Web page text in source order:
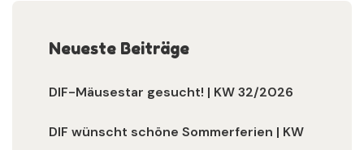
Neueste Beiträge
DIF-Mäusestar gesucht! | KW 32/2026
DIF wünscht schöne Sommerferien | KW